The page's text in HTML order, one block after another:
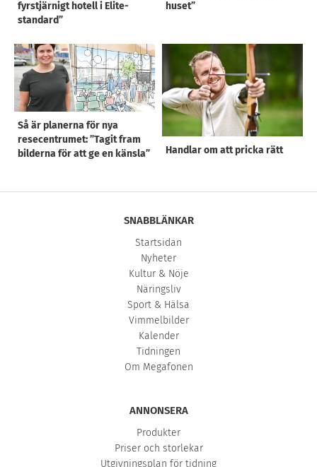
fyrstjärnigt hotell i Elite-
standard”
huset”
Så är planerna för nya
resecentrumet: ”Tagit fram
bilderna för att ge en känsla”
Handlar om att pricka rätt
SNABBLÄNKAR
Startsidan
Nyheter
Kultur & Nöje
Näringsliv
Sport & Hälsa
Vimmelbilder
Kalender
Tidningen
Om Megafonen
ANNONSERA
Produkter
Priser och storlekar
Utgivningsplan för tidning